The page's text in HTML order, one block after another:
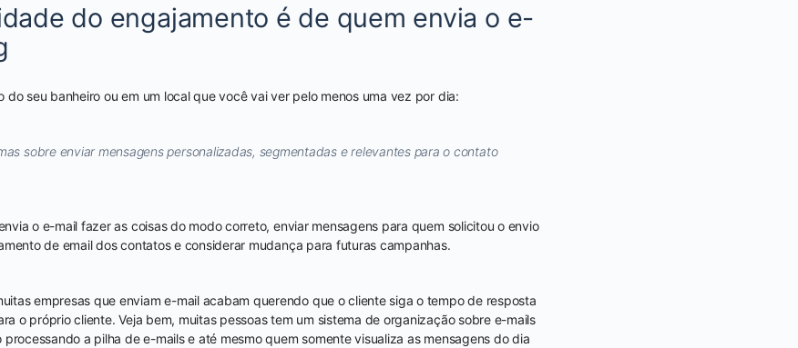
do engajamento é de quem envia o e-
do seu banheiro ou em um local que você vai ver pelo menos uma vez por dia:
sobre enviar mensagens personalizadas, segmentadas e relevantes para o contato
o e-mail fazer as coisas do modo correto, enviar mensagens para quem solicitou o envio
de email dos contatos e considerar mudança para futuras campanhas.
empresas que enviam e-mail acabam querendo que o cliente siga o tempo de resposta
o próprio cliente. Veja bem, muitas pessoas tem um sistema de organização sobre e-mails
a pilha de e-mails e até mesmo quem somente visualiza as mensagens do dia